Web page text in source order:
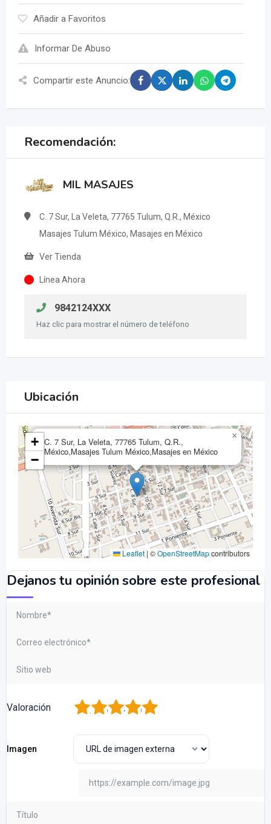
Añadir a Favoritos
Informar De Abuso
Compartir este Anuncio:
Recomendación:
MIL MASAJES
C. 7 Sur, La Veleta, 77765 Tulum, Q.R., México
Masajes Tulum México, Masajes en México
Ver Tienda
Línea Ahora
9842124XXX
Haz clic para mostrar el número de teléfono
Ubicación
C. 7 Sur, La Veleta, 77765 Tulum, Q.R.,
México,Masajes Tulum México,Masajes en México
×
+
−
Leaflet | ©OpenStreetMapcontributors
Dejanos tu opinión sobre este profesional
Valoración 5
4
3
2
Imagen